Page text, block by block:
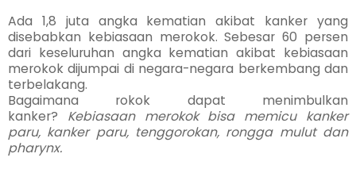
Ada 1,8 juta angka kematian aki­bat kanker yang
disebabkan kebiasaan merokok. Sebesar 60 persen
dari keseluruhan angka kematian akibat kebiasaan
me­rokok dijumpai di negara-negara berkembang dan
terbelakang.
Bagaimana rokok dapat me­nimbulkan
kanker? Kebiasaan merokok bisa memicu kanker
paru, kanker paru, tenggorokan, rongga mulut dan
pharynx.